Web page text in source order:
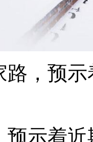
路，预
预示着